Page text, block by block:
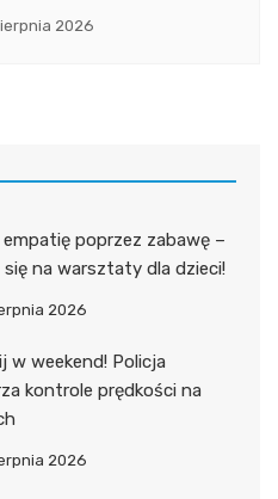
2026
empatię poprzez zabawę –
się na warsztaty dla dzieci!
2026
w weekend! Policja
kontrole prędkości na
2026